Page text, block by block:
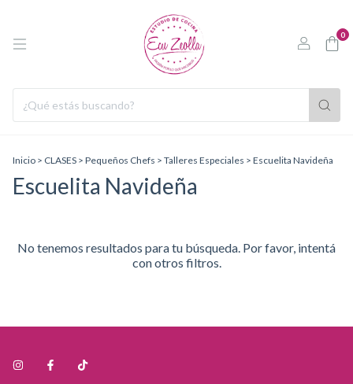
0
Inicio > CLASES > Pequeños Chefs > Talleres Especiales > Escuelita Navideña
Escuelita Navideña
No tenemos resultados para tu búsqueda. Por favor, intentá
con otros filtros.